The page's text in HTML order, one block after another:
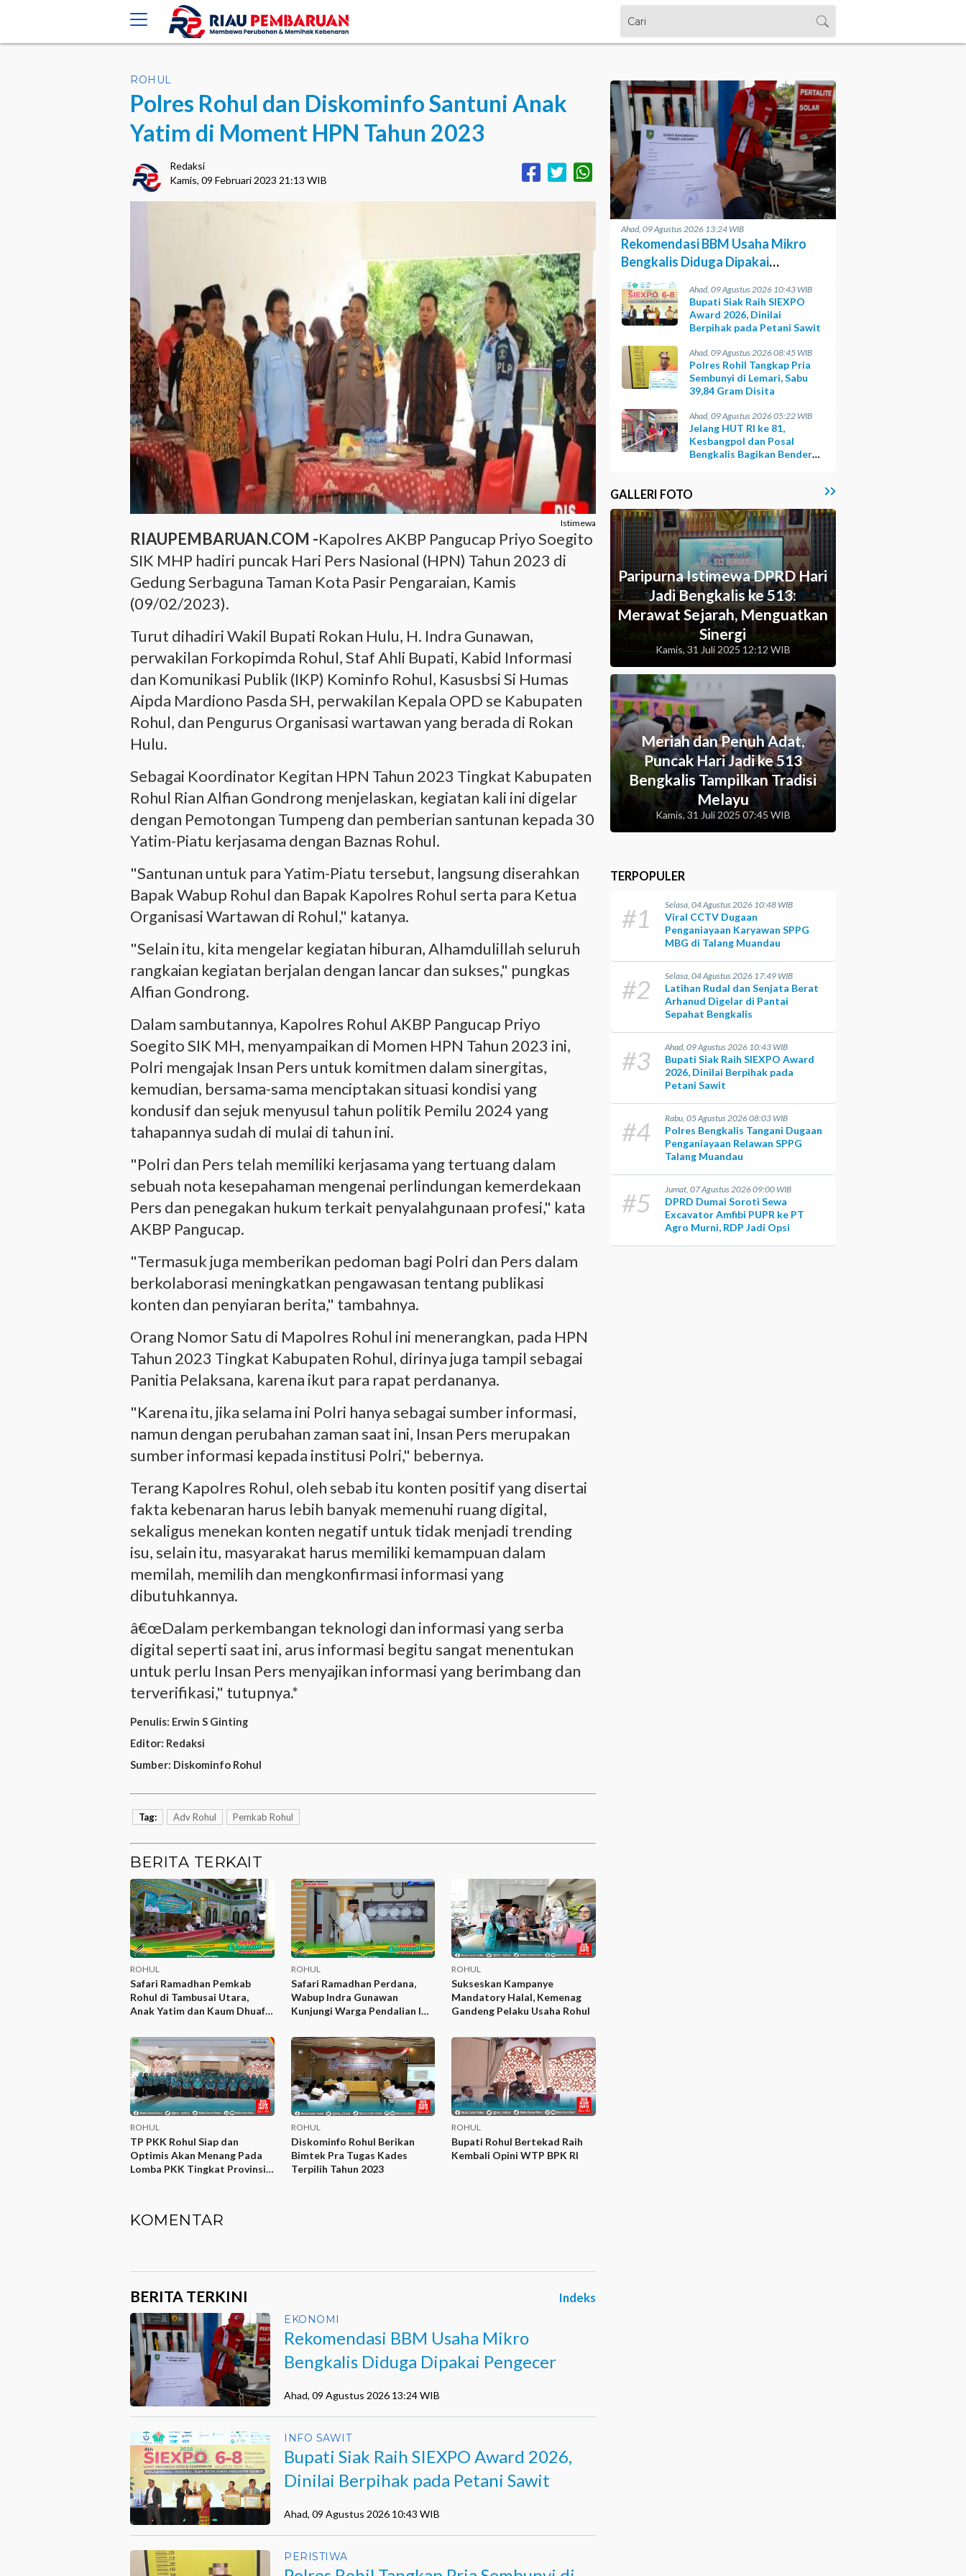
ROHUL
Polres Rohul dan Diskominfo Santuni Anak
Yatim di Moment HPN Tahun 2023
Redaksi
Kamis, 09 Februari 2023 21:13 WIB
Istimewa
RIAUPEMBARUAN.COM -Kapolres AKBP Pangucap Priyo Soegito
SIK MHP hadiri puncak Hari Pers Nasional (HPN) Tahun 2023 di
Gedung Serbaguna Taman Kota Pasir Pengaraian, Kamis
(09/02/2023).
Turut dihadiri Wakil Bupati Rokan Hulu, H. Indra Gunawan,
perwakilan Forkopimda Rohul, Staf Ahli Bupati, Kabid Informasi
dan Komunikasi Publik (IKP) Kominfo Rohul, Kasusbsi Si Humas
Aipda Mardiono Pasda SH, perwakilan Kepala OPD se Kabupaten
Rohul, dan Pengurus Organisasi wartawan yang berada di Rokan
Hulu.
Sebagai Koordinator Kegitan HPN Tahun 2023 Tingkat Kabupaten
Rohul Rian Alfian Gondrong menjelaskan, kegiatan kali ini digelar
dengan Pemotongan Tumpeng dan pemberian santunan kepada 30
Yatim-Piatu kerjasama dengan Baznas Rohul.
"Santunan untuk para Yatim-Piatu tersebut, langsung diserahkan
Bapak Wabup Rohul dan Bapak Kapolres Rohul serta para Ketua
Organisasi Wartawan di Rohul," katanya.
"Selain itu, kita mengelar kegiatan hiburan, Alhamdulillah seluruh
rangkaian kegiatan berjalan dengan lancar dan sukses," pungkas
Alfian Gondrong.
Dalam sambutannya, Kapolres Rohul AKBP Pangucap Priyo
Soegito SIK MH, menyampaikan di Momen HPN Tahun 2023 ini,
Polri mengajak Insan Pers untuk komitmen dalam sinergitas,
kemudian, bersama-sama menciptakan situasi kondisi yang
kondusif dan sejuk menyusul tahun politik Pemilu 2024 yang
tahapannya sudah di mulai di tahun ini.
"Polri dan Pers telah memiliki kerjasama yang tertuang dalam
sebuah nota kesepahaman mengenai perlindungan kemerdekaan
Pers dan penegakan hukum terkait penyalahgunaan profesi," kata
AKBP Pangucap.
"Termasuk juga memberikan pedoman bagi Polri dan Pers dalam
berkolaborasi meningkatkan pengawasan tentang publikasi
konten dan penyiaran berita," tambahnya.
Orang Nomor Satu di Mapolres Rohul ini menerangkan, pada HPN
Tahun 2023 Tingkat Kabupaten Rohul, dirinya juga tampil sebagai
Panitia Pelaksana, karena ikut para rapat perdananya.
"Karena itu, jika selama ini Polri hanya sebagai sumber informasi,
namun dengan perubahan zaman saat ini, Insan Pers merupakan
sumber informasi kepada institusi Polri," bebernya.
Terang Kapolres Rohul, oleh sebab itu konten positif yang disertai
fakta kebenaran harus lebih banyak memenuhi ruang digital,
sekaligus menekan konten negatif untuk tidak menjadi trending
isu, selain itu, masyarakat harus memiliki kemampuan dalam
memilah, memilih dan mengkonfirmasi informasi yang
dibutuhkannya.
â€œDalam perkembangan teknologi dan informasi yang serba
digital seperti saat ini, arus informasi begitu sangat menentukan
untuk perlu Insan Pers menyajikan informasi yang berimbang dan
terverifikasi," tutupnya.*
Penulis: Erwin S Ginting
Editor: Redaksi
Sumber: Diskominfo Rohul
Tag: Adv Rohul Pemkab Rohul
BERITA TERKAIT
ROHUL
Safari Ramadhan Pemkab
Rohul di Tambusai Utara,
Anak Yatim dan Kaum Dhuafa
ROHUL
Safari Ramadhan Perdana,
Wabup Indra Gunawan
Kunjungi Warga Pendalian IV
ROHUL
Sukseskan Kampanye
Mandatory Halal, Kemenag
Gandeng Pelaku Usaha Rohul
ROHUL
TP PKK Rohul Siap dan
Optimis Akan Menang Pada
Lomba PKK Tingkat Provinsi
ROHUL
Diskominfo Rohul Berikan
Bimtek Pra Tugas Kades
Terpilih Tahun 2023
ROHUL
Bupati Rohul Bertekad Raih
Kembali Opini WTP BPK RI
KOMENTAR
BERITA TERKINI Indeks
EKONOMI
Rekomendasi BBM Usaha Mikro
Bengkalis Diduga Dipakai Pengecer
Ahad, 09 Agustus 2026 13:24 WIB
INFO SAWIT
Bupati Siak Raih SIEXPO Award 2026,
Dinilai Berpihak pada Petani Sawit
Ahad, 09 Agustus 2026 10:43 WIB
PERISTIWA
Ahad, 09 Agustus 2026 13:24 WIB
Rekomendasi BBM Usaha Mikro
Bengkalis Diduga Dipakai
Pengecer
Ahad, 09 Agustus 2026 10:43 WIB
Bupati Siak Raih SIEXPO
Award 2026, Dinilai
Berpihak pada Petani Sawit
Ahad, 09 Agustus 2026 08:45 WIB
Polres Rohil Tangkap Pria
Sembunyi di Lemari, Sabu
39,84 Gram Disita
Ahad, 09 Agustus 2026 05:22 WIB
Jelang HUT RI ke 81,
Kesbangpol dan Posal
Bengkalis Bagikan Bendera
GALLERI FOTO
Paripurna Istimewa DPRD Hari
Jadi Bengkalis ke 513:
Merawat Sejarah, Menguatkan
Sinergi
Kamis, 31 Juli 2025 12:12 WIB
Meriah dan Penuh Adat,
Puncak Hari Jadi ke 513
Bengkalis Tampilkan Tradisi
Melayu
Kamis, 31 Juli 2025 07:45 WIB
TERPOPULER
#1 Selasa, 04 Agustus 2026 10:48 WIB
Viral CCTV Dugaan
Penganiayaan Karyawan SPPG
MBG di Talang Muandau
#2 Selasa, 04 Agustus 2026 17:49 WIB
Latihan Rudal dan Senjata Berat
Arhanud Digelar di Pantai
Sepahat Bengkalis
#3 Ahad, 09 Agustus 2026 10:43 WIB
Bupati Siak Raih SIEXPO Award
2026, Dinilai Berpihak pada
Petani Sawit
#4 Rabu, 05 Agustus 2026 08:03 WIB
Polres Bengkalis Tangani Dugaan
Penganiayaan Relawan SPPG
Talang Muandau
#5 Jumat, 07 Agustus 2026 09:00 WIB
DPRD Dumai Soroti Sewa
Excavator Amfibi PUPR ke PT
Agro Murni, RDP Jadi Opsi